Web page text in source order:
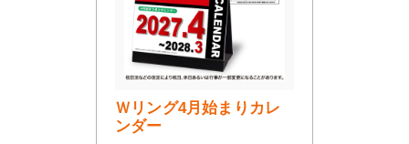
Ｗリング4月始まりカレ
ンダー